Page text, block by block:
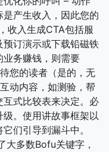
是产生收入，因此您的
收入生成CTA包括服
订演示或下载铅磁铁
业务赚钱，则需要
您的读者（是的，无
动内容，如测验，帮
式比较表来决定。必
。使用讲故事框架以
们引导到漏斗中。
大多数Bofu关键字，